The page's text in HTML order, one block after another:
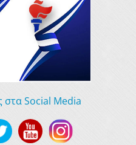
στα Social Media